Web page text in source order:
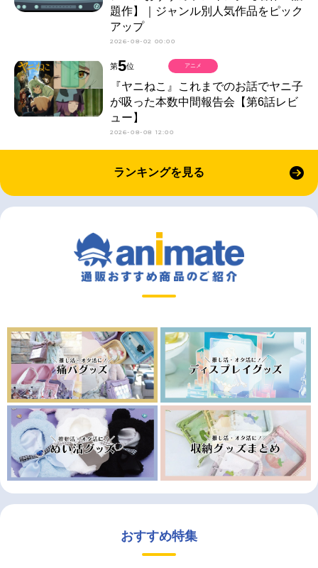
題作】｜ジャンル別人気作品をピック
アップ
2026-08-02 00:00
第5位
『ヤニねこ』これまでのお話でヤニ子
が吸った本数中間報告会【第6話レビ
ュー】
2026-08-08 12:00
アニメ
ランキングを見る
おすすめ特集